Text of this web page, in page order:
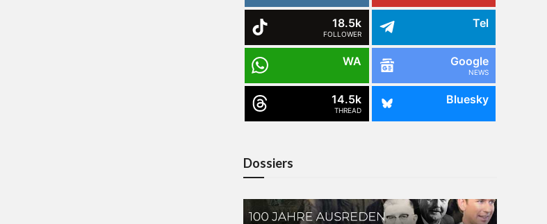
18.5k
FOLLOWER
Tel
WA Google
NEWS
14.5k
THREAD
Bluesky
Dossiers